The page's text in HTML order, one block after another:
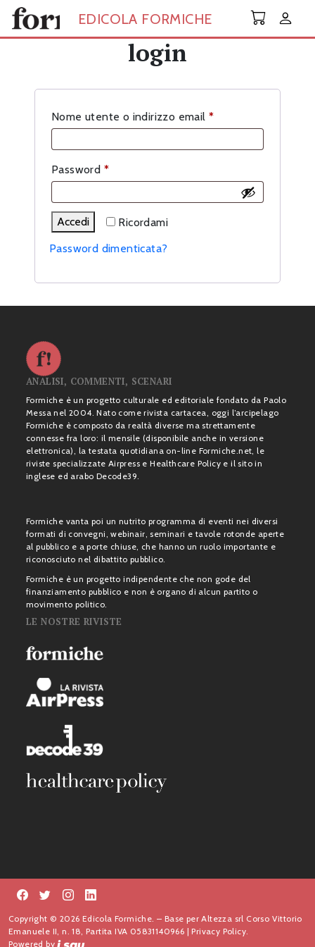
Skip to main content
EDICOLA FORMICHE
login
Nome utente o indirizzo email *Richiesto
Password *Richiesto
Ricordami
Accedi
Password dimenticata?
ANALISI, COMMENTI, SCENARI
Formiche è un progetto culturale ed editoriale fondato da Paolo
Messa nel 2004. Nato come rivista cartacea, oggi l’arcipelago
Formiche è composto da realtà diverse ma strettamente
connesse fra loro: il mensile (disponibile anche in versione
elettronica), la testata quotidiana on-line Formiche.net, le
riviste specializzate Airpress e Healthcare Policy e il sito in
inglese ed arabo Decode39.
Formiche vanta poi un nutrito programma di eventi nei diversi
formati di convegni, webinair, seminari e tavole rotonde aperte
al pubblico e a porte chiuse, che hanno un ruolo importante e
riconosciuto nel dibattito pubblico.
Formiche è un progetto indipendente che non gode del
finanziamento pubblico e non è organo di alcun partito o
movimento politico.
LE NOSTRE RIVISTE
Copyright © 2026 Edicola Formiche. – Base per Altezza srl Corso Vittorio
Emanuele II, n. 18, Partita IVA 05831140966 |Privacy Policy.
Powered by